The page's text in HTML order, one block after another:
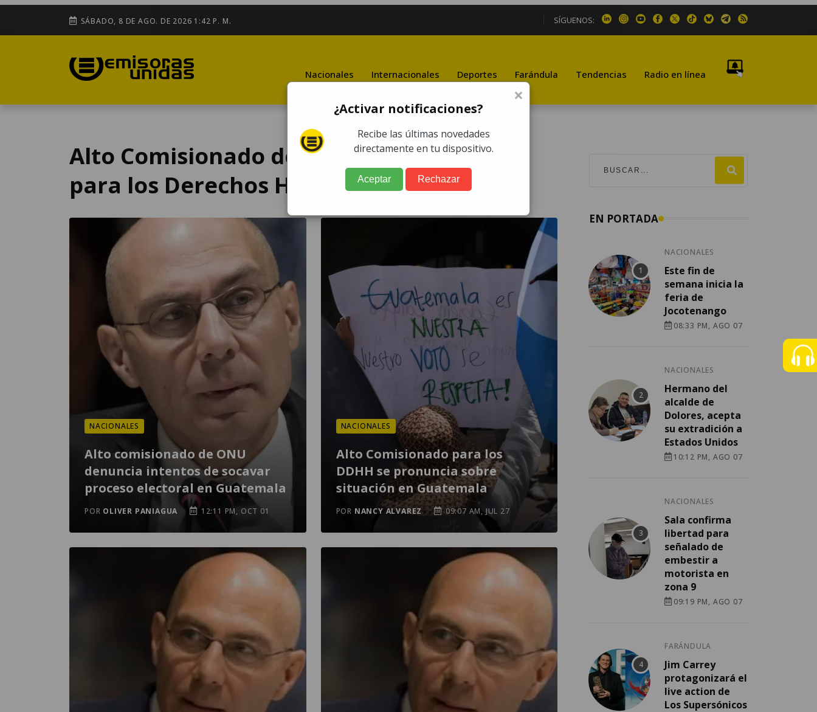
SÁBADO, 8 DE AGO. DE 2026 1:42 P. M. SÍGUENOS:
Nacionales Internacionales Deportes Farándula Tendencias Radio en línea
Alto Comisionado de las Naciones Unidas
para los Derechos Humanos
NACIONALES
Alto comisionado de ONU
denuncia intentos de socavar
proceso electoral en Guatemala
POR OLIVER PANIAGUA 12:11 PM, OCT 01
NACIONALES
Alto Comisionado para los
DDHH se pronuncia sobre
situación en Guatemala
POR NANCY ALVAREZ 09:07 AM, JUL 27
EN PORTADA
NACIONALES
Este fin de
semana inicia la
feria de
Jocotenango
08:33 PM, AGO 07
NACIONALES
Hermano del
alcalde de
Dolores, acepta
su extradición a
Estados Unidos
10:12 PM, AGO 07
NACIONALES
Sala confirma
libertad para
señalado de
embestir a
motorista en
zona 9
09:19 PM, AGO 07
FARÁNDULA
Jim Carrey
protagonizará el
live action de
Los Supersónicos
×
¿Activar notificaciones?
Recibe las últimas novedades
directamente en tu dispositivo.
Aceptar Rechazar